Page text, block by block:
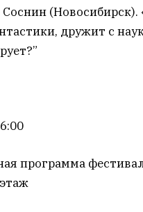
(Новосибирск).
дружит с
программа